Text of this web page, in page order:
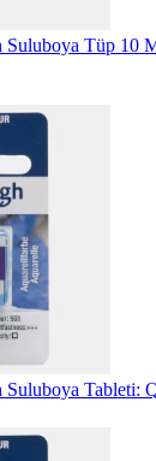
Suluboya Tüp 10
Suluboya Tableti: